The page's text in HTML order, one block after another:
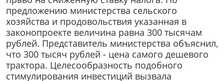
предложению министерства сельского
хозяйства и продовольствия указанная в
законопроекте величина равна 300 тысячам
рублей. Представитель министерства объяснил,
что 300 тысяч рублей - цена самого дешевого
трактора. Целесообразность подобного
стимулирования инвестиций вызвала